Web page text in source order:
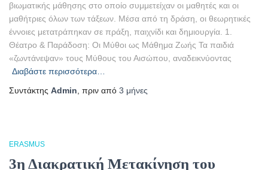
βιωματικής μάθησης στο οποίο συμμετείχαν οι μαθητές και οι
μαθήτριες όλων των τάξεων. Μέσα από τη δράση, οι θεωρητικές
έννοιες μετατράπηκαν σε πράξη, παιχνίδι και δημιουργία. 1.
Θέατρο & Παράδοση: Οι Μύθοι ως Μάθημα Ζωής Τα παιδιά
«ζωντάνεψαν» τους Μύθους του Αισώπου, αναδεικνύοντας
Διαβάστε περισσότερα…
Συντάκτης Admin , πριν από 3 μήνες
ERASMUS
3η Διακρατική Μετακίνηση του